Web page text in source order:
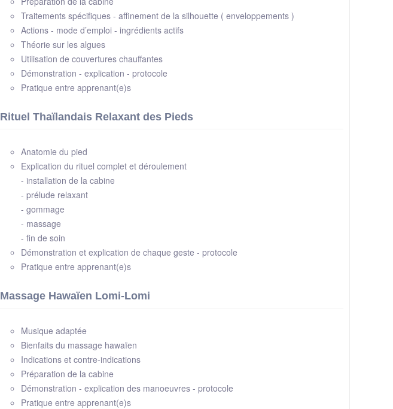
Traitements spécifiques - affinement de la silhouette ( enveloppements )
Actions - mode d’emploi - ingrédients actifs
Théorie sur les algues
Utilisation de couvertures chauffantes
Démonstration - explication - protocole
Pratique entre apprenant(e)s
Rituel Thaïlandais Relaxant des Pieds
Anatomie du pied
Explication du rituel complet et déroulement
- installation de la cabine
- prélude relaxant
- gommage
- massage
- fin de soin
Démonstration et explication de chaque geste - protocole
Pratique entre apprenant(e)s
Massage Hawaïen Lomi-Lomi
Musique adaptée
Bienfaits du massage hawaïen
Indications et contre-indications
Préparation de la cabine
Démonstration - explication des manoeuvres - protocole
Pratique entre apprenant(e)s